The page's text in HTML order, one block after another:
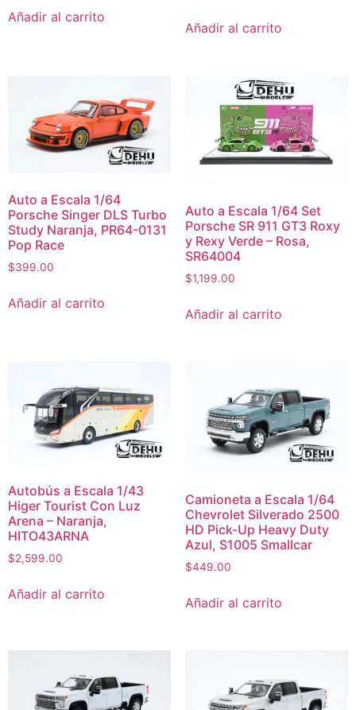
Añadir al carrito
Añadir al carrito
Auto a Escala 1/64
Porsche Singer DLS Turbo
Study Naranja, PR64-0131
Pop Race
$399.00
Añadir al carrito
Auto a Escala 1/64 Set
Porsche SR 911 GT3 Roxy
y Rexy Verde – Rosa,
SR64004
$1,199.00
Añadir al carrito
Autobús a Escala 1/43
Higer Tourist Con Luz
Arena – Naranja,
HITO43ARNA
$2,599.00
Añadir al carrito
Camioneta a Escala 1/64
Chevrolet Silverado 2500
HD Pick-Up Heavy Duty
Azul, S1005 Smallcar
$449.00
Añadir al carrito